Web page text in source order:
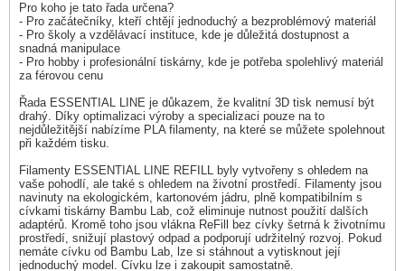
Pro koho je tato řada určena?
- Pro začátečníky, kteří chtějí jednoduchý a bezproblémový materiál
- Pro školy a vzdělávací instituce, kde je důležitá dostupnost a
snadná manipulace
- Pro hobby i profesionální tiskárny, kde je potřeba spolehlivý materiál
za férovou cenu
Řada ESSENTIAL LINE je důkazem, že kvalitní 3D tisk nemusí být
drahý. Díky optimalizaci výroby a specializaci pouze na to
nejdůležitější nabízíme PLA filamenty, na které se můžete spolehnout
při každém tisku.
Filamenty ESSENTIAL LINE REFILL byly vytvořeny s ohledem na
vaše pohodlí, ale také s ohledem na životní prostředí. Filamenty jsou
navinuty na ekologickém, kartonovém jádru, plně kompatibilním s
cívkami tiskárny Bambu Lab, což eliminuje nutnost použití dalších
adaptérů. Kromě toho jsou vlákna ReFill bez cívky šetrná k životnímu
prostředí, snižují plastový odpad a podporují udržitelný rozvoj. Pokud
nemáte cívku od Bambu Lab, lze si stáhnout a vytisknout její
jednoduchý model. Cívku lze i zakoupit samostatně.